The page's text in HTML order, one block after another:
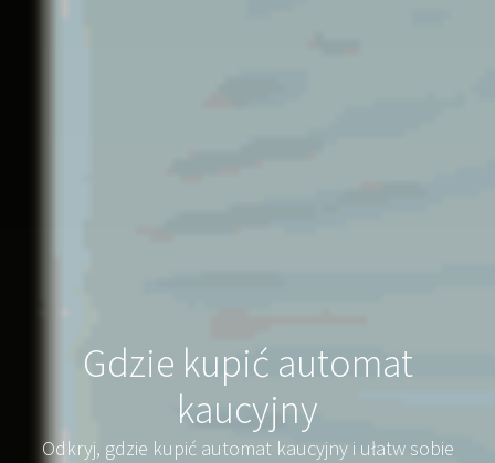
Gdzie kupić automat
kaucyjny
Odkryj, gdzie kupić automat kaucyjny i ułatw sobie